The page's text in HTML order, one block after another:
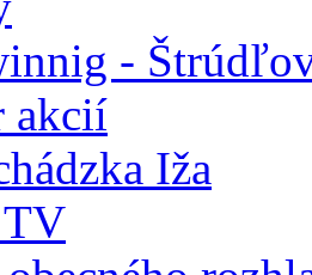
-
akcií
Iža